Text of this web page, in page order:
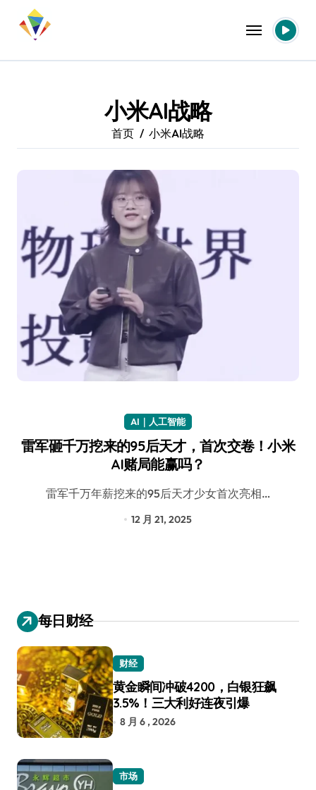
小米AI战略
首页 小米AI战略
AI｜人工智能
雷军砸千万挖来的95后天才，首次交卷！小米
AI赌局能赢吗？
雷军千万年薪挖来的95后天才少女首次亮相…
12 月 21, 2025
每日财经
财经
黄金瞬间冲破4200，白银狂飙
3.5%！三大利好连夜引爆
8 月 6 , 2026
市场